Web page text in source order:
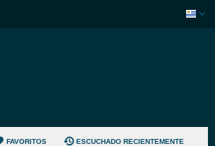
FAVORITOS ESCUCHADO RECIENTEMENTE